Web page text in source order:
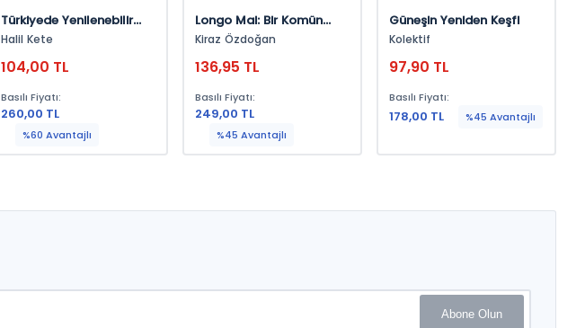
Türkiyede Yenilenebilir
Enerji Ve Kamu Politikalar
Halil Kete
104,00 TL
Basılı Fiyatı:
260,00 TL
%60 Avantajlı
Longo Mai: Bir Komün
Deneyimi
Kiraz Özdoğan
136,95 TL
Basılı Fiyatı:
249,00 TL
%45 Avantajlı
Güneşin Yeniden Keşfi
Kolektif
97,90 TL
Basılı Fiyatı:
178,00 TL %45 Avantajlı
Abone Olun